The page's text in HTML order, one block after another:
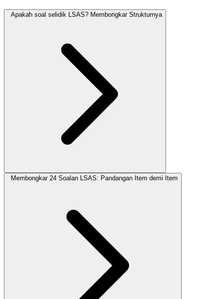
Apakah soal selidik LSAS? Membongkar Strukturnya
Membongkar 24 Soalan LSAS: Pandangan Item demi Item